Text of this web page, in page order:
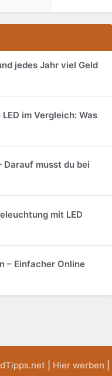
jedes Jahr viel Geld
im Vergleich: Was
Darauf musst du bei
mit LED
– Einfacher Online
Hier werben